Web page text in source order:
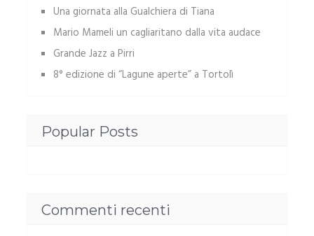
Una giornata alla Gualchiera di Tiana
Mario Mameli un cagliaritano dalla vita audace
Grande Jazz a Pirri
8° edizione di “Lagune aperte” a Tortolì
Popular Posts
Commenti recenti